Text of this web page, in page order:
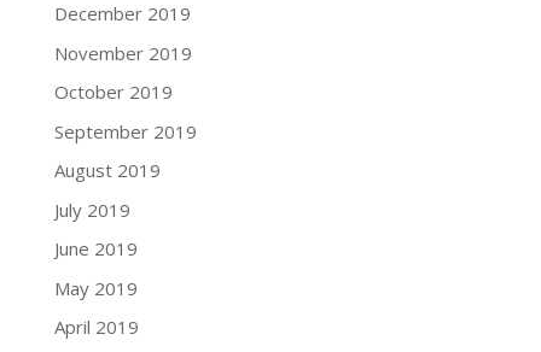
December 2019
November 2019
October 2019
September 2019
August 2019
July 2019
June 2019
May 2019
April 2019